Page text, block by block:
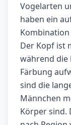
Vogelarten
haben ein
Der Kopf ist
während die
Färbung
sind die
Männchen
Körper sind.